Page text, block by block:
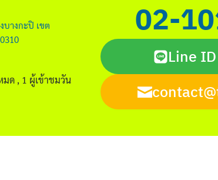
บางกะปิ เขต
มด , 1 ผู้เข้าชมวัน
02-
Line